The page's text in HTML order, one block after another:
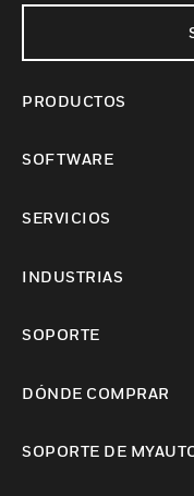
PRODUCTOS
SOFTWARE
SERVICIOS
INDUSTRIAS
SOPORTE
DÓNDE COMPRAR
SOPORTE DE